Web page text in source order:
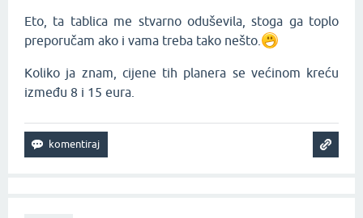
Eto, ta tablica me stvarno oduševila, stoga ga toplo
preporučam ako i vama treba tako nešto.
Koliko ja znam, cijene tih planera se većinom kreću
između 8 i 15 eura.